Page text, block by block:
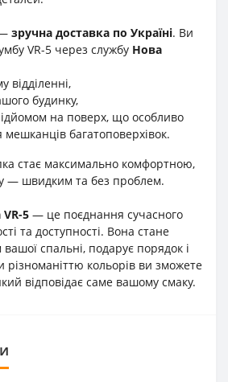
зручна доставка по Україні. Ви
VR-5 через службу Нова
відділенні,
будинку,
на поверх, що особливо
мешканців багатоповерхівок.
стає максимально комфортною,
— швидким та без проблем.
5 — це поєднання сучасного
та доступності. Вона стане
спальні, подарує порядок і
різноманіттю кольорів ви зможете
відповідає саме вашому смаку.